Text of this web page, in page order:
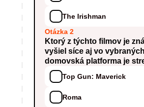
The Irishman
Otázka 2
Ktorý z týchto filmov je
vyšiel síce aj vo
domovská platforma je
Top Gun: Maverick
Roma